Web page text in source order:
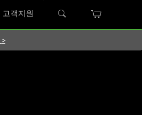
고객지원
>